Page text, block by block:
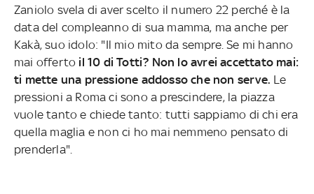
Zaniolo svela di aver scelto il numero 22 perché è la
data del compleanno di sua mamma, ma anche per
Kakà, suo idolo: "Il mio mito da sempre. Se mi hanno
mai offerto il 10 di Totti? Non lo avrei accettato mai:
ti mette una pressione addosso che non serve. Le
pressioni a Roma ci sono a prescindere, la piazza
vuole tanto e chiede tanto: tutti sappiamo di chi era
quella maglia e non ci ho mai nemmeno pensato di
prenderla".